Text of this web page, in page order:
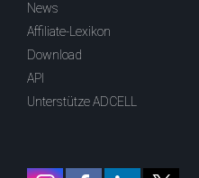
News
Affiliate-Lexikon
Download
API
Unterstütze ADCELL